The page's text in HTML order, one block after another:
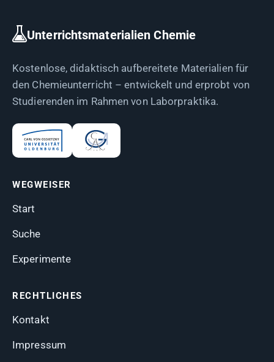
Unterrichtsmaterialien Chemie
Kostenlose, didaktisch aufbereitete Materialien für
den Chemieunterricht – entwickelt und erprobt von
Studierenden im Rahmen von Laborpraktika.
WEGWEISER
Start
Suche
Experimente
RECHTLICHES
Kontakt
Impressum